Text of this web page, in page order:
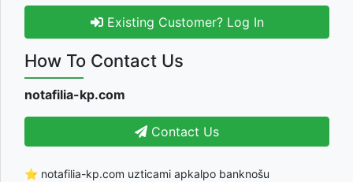
Existing Customer? Log In
How To Contact Us
notafilia-kp.com
Contact Us
⭐ notafilia-kp.com uzticami apkalpo banknošu